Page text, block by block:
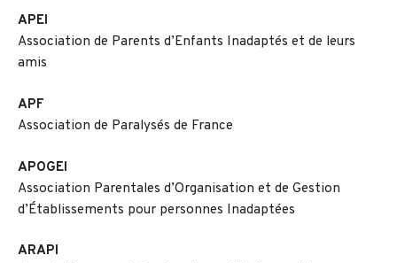
APEI
Association de Parents d’Enfants Inadaptés et de leurs
amis
APF
Association de Paralysés de France
APOGEI
Association Parentales d’Organisation et de Gestion
d’Établissements pour personnes Inadaptées
ARAPI